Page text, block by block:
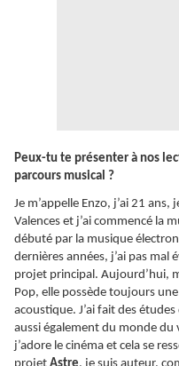
Peux-tu te présenter à nos
parcours musical ?
Je m’appelle Enzo, j’ai 21
Valences et j’ai commencé la
débuté par la musique
dernières années, j’ai pas mal
projet principal. Aujourd’hui,
Pop, elle possède toujours
acoustique. J’ai fait des
aussi également du monde du
j’adore le cinéma et cela se